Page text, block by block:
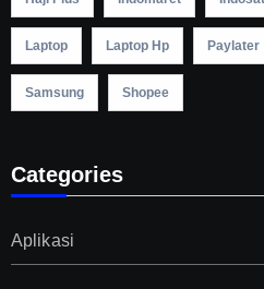
Laptop Laptop Hp Paylater
Samsung Shopee
Categories
Aplikasi